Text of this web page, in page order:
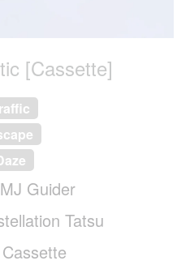
[Cassette]
MJ Guider
Tatsu
Cassette